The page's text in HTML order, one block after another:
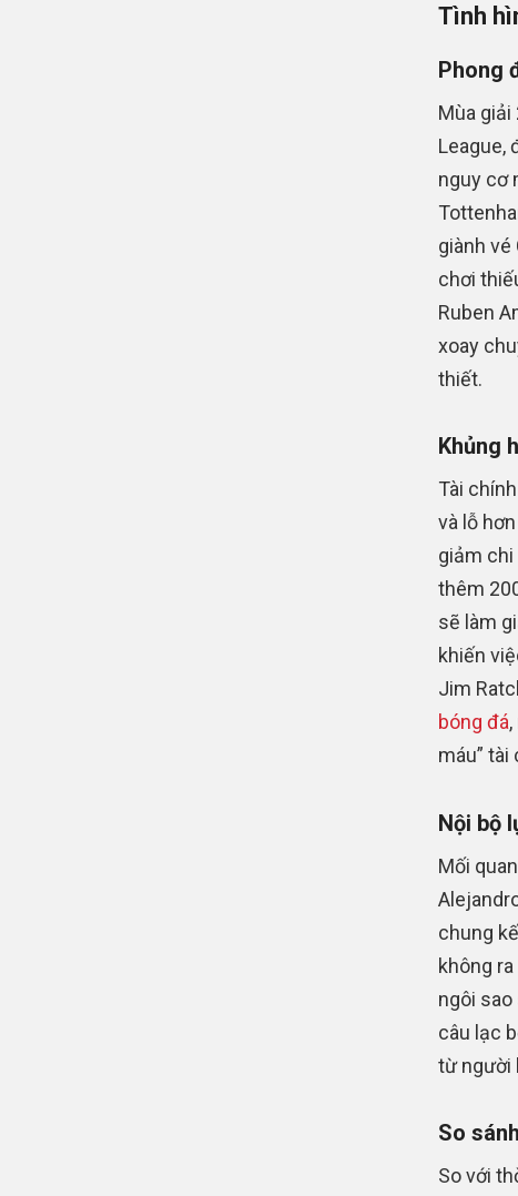
Tình
Phong
Mùa giải
League,
nguy cơ
giành
chơi
Ruben
xoay
thiết.
Khủng
Tài
và lỗ
giảm chi
thêm
sẽ làm
khiến
Jim
bóng đá,
máu” tài
Nội bộ
Mối
chung
không
ngôi
câu lạc
từ người
So
So với